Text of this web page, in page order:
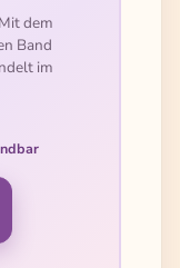
dem
Band
im